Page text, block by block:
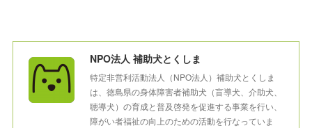
NPO法人 補助犬とくしま
特定非営利活動法人（NPO法人）補助犬とくしま
は、徳島県の身体障害者補助犬（盲導犬、介助犬、
聴導犬）の育成と普及啓発を促進する事業を行い、
障がい者福祉の向上のための活動を行なっていま